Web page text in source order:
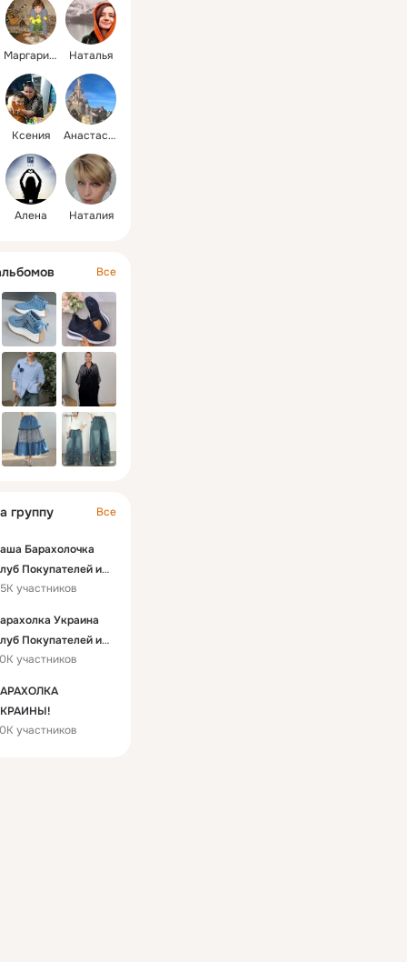
Маргарита Наталья
Ксения Анастасия
Алена Наталия
Все
группу Все
Барахолочка
Покупателей и
участников
Украина
Покупателей и
участников
участников